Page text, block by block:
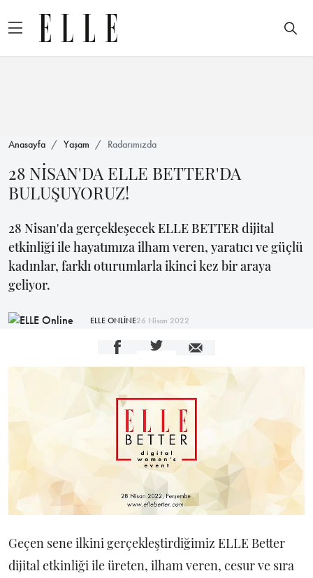
Anasayfa Yaşam Radarımızda
28 NİSAN'DA ELLE BETTER'DA
BULUŞUYORUZ!
28 Nisan'da gerçekleşecek ELLE BETTER dijital
etkinliği ile hayatımıza ilham veren, yaratıcı ve güçlü
kadınlar, farklı oturumlarla ikinci kez bir araya
geliyor.
ELLE ONLİNE26 Nisan 2022
Geçen sene ilkini gerçekleştirdiğimiz ELLE Better
dijital etkinliği ile üreten, ilham veren, cesur ve sıra